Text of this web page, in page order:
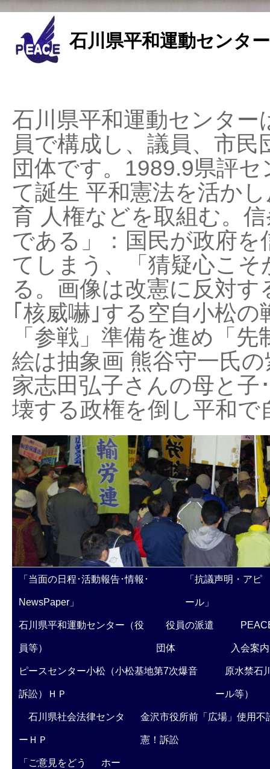
石川県平和運動センタ
石川県平和運動センタ
員で構成し、議員、市
団体です。1989.9県評
て誕生 平和憲法を活か
育 人権などを取組む。
である」：国民が政府
てしまう、「猜疑心こ
る。画像は改憲に反対
｢核威嚇｣する空自小松
「参戦」準備を進め「
絵は抽象画 熊谷守一氏
家志田弘子さんの母と子
壊する政権を倒し平和
「当面の日程･活動報告･情報･
NewsPaper」
「抗議声明・アピ
ール」
石川県平和運動センター（役
員等）
役員の派遣
団体 入会案内
ピースセンター小松（小松基地第7次爆音
訴訟）ＨＰ
原水禁石
ール等）
石川県社会法律センタ
ーＨＰ
金沢市役所前「広場」使用不
憲！訴訟
「ご意見をどう ホー